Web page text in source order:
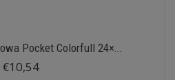
Pocket Colorfull 24×...
€10,54